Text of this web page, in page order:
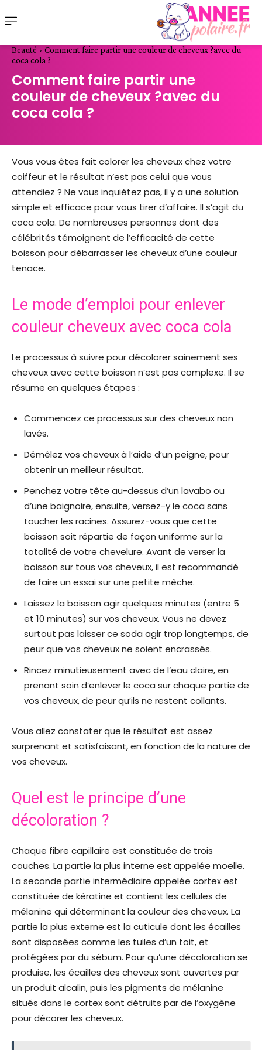
Beauté
Comment faire partir une couleur de cheveux ?avec du
coca cola ?
Comment faire partir une
couleur de cheveux ?avec du
coca cola ?
Vous vous êtes fait colorer les cheveux chez votre
coiffeur et le résultat n’est pas celui que vous
attendiez ? Ne vous inquiétez pas, il y a une solution
simple et efficace pour vous tirer d’affaire. Il s’agit du
coca cola. De nombreuses personnes dont des
célébrités témoignent de l’efficacité de cette
boisson pour débarrasser les cheveux d’une couleur
tenace.
Le mode d’emploi pour enlever
couleur cheveux avec coca cola
Le processus à suivre pour décolorer sainement ses
cheveux avec cette boisson n’est pas complexe. Il se
résume en quelques étapes :
Commencez ce processus sur des cheveux non
lavés.
Démêlez vos cheveux à l’aide d’un peigne, pour
obtenir un meilleur résultat.
Penchez votre tête au-dessus d’un lavabo ou
d’une baignoire, ensuite, versez-y le coca sans
toucher les racines. Assurez-vous que cette
boisson soit répartie de façon uniforme sur la
totalité de votre chevelure. Avant de verser la
boisson sur tous vos cheveux, il est recommandé
de faire un essai sur une petite mèche.
Laissez la boisson agir quelques minutes (entre 5
et 10 minutes) sur vos cheveux. Vous ne devez
surtout pas laisser ce soda agir trop longtemps, de
peur que vos cheveux ne soient encrassés.
Rincez minutieusement avec de l’eau claire, en
prenant soin d’enlever le coca sur chaque partie de
vos cheveux, de peur qu’ils ne restent collants.
Vous allez constater que le résultat est assez
surprenant et satisfaisant, en fonction de la nature de
vos cheveux.
Quel est le principe d’une
décoloration ?
Chaque fibre capillaire est constituée de trois
couches. La partie la plus interne est appelée moelle.
La seconde partie intermédiaire appelée cortex est
constituée de kératine et contient les cellules de
mélanine qui déterminent la couleur des cheveux. La
partie la plus externe est la cuticule dont les écailles
sont disposées comme les tuiles d’un toit, et
protégées par du sébum. Pour qu’une décoloration se
produise, les écailles des cheveux sont ouvertes par
un produit alcalin, puis les pigments de mélanine
situés dans le cortex sont détruits par de l’oxygène
pour décorer les cheveux.